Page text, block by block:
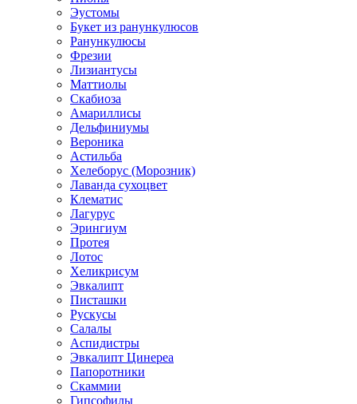
Эустомы
Букет из ранункулюсов
Ранункулюсы
Фрезии
Лизиантусы
Маттиолы
Скабиоза
Амариллисы
Дельфиниумы
Вероника
Астильба
Хелеборус (Морозник)
Лаванда сухоцвет
Клематис
Лагурус
Эрингиум
Протея
Лотос
Хеликрисум
Эвкалипт
Писташки
Рускусы
Салалы
Аспидистры
Эвкалипт Цинереа
Папоротники
Скаммии
Гипсофилы